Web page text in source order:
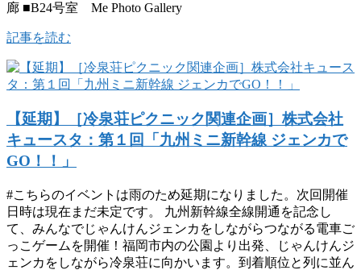
廊 ■B24号室 Me Photo Gallery
記事を読む
【延期】［冷泉荘ピクニック関連企画］株式会社
キュースタ：第１回「九州ミニ新幹線 ジェンカで
GO！！」
#こちらのイベントは雨のため延期になりました。次回開催
日時は現在まだ未定です。 九州新幹線全線開通を記念し
て、みんなでじゃんけんジェンカをしながらつながる電車ご
っこゲームを開催！福岡市内の公園より出発、じゃんけんジ
ェンカをしながら冷泉荘に向かいます。到着順位と列に並ん